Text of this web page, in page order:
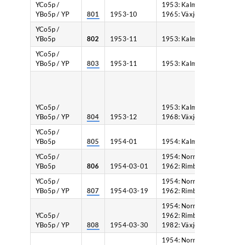
YCo5p /
YBo5p / YP
801 1953-10
1953: Kalmar,
1965: Växjö.
YCo5p /
YBo5p
802 1953-11
1953: Kalmar.
YCo5p /
YBo5p / YP
803 1953-11 1953: Kalmar.
YCo5p /
YBo5p / YP
804 1953-12
1953: Kalmar,
1968: Växjö.
YCo5p /
YBo5p
805 1954-01
1954: Kalmar.
YCo5p /
YBo5p
806 1954-03-01
1954: Norrköping,
1962: Rimbo.
YCo5p /
YBo5p / YP
807 1954-03-19
1954: Norrköping,
1962: Rimbo.
YCo5p /
YBo5p / YP
808 1954-03-30
1954: Norrköping,
1962: Rimbo,
1982: Växjö.
1954: Norrköping,